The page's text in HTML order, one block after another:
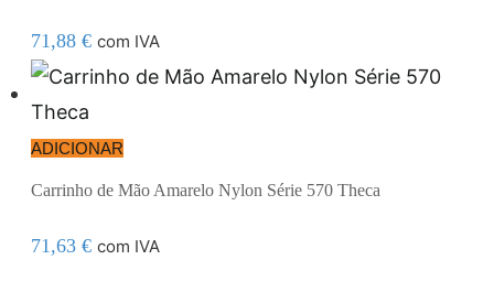
71,88 € com IVA
ADICIONAR
Carrinho de Mão Amarelo Nylon Série 570 Theca
71,63 € com IVA